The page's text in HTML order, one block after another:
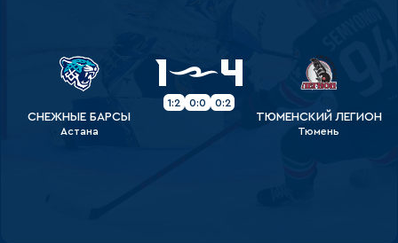
СНЕЖНЫЕ БАРСЫ
Астана
1 4
1:2 0:0 0:2
ТЮМЕНСКИЙ ЛЕГИОН
Тюмень